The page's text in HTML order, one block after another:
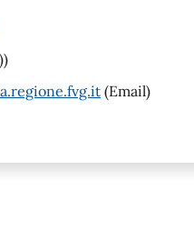
(Email)